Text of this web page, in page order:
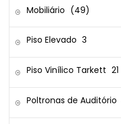
Mobiliário (49)
Piso Elevado 3
Piso Vinílico Tarkett 21
Poltronas de Auditório